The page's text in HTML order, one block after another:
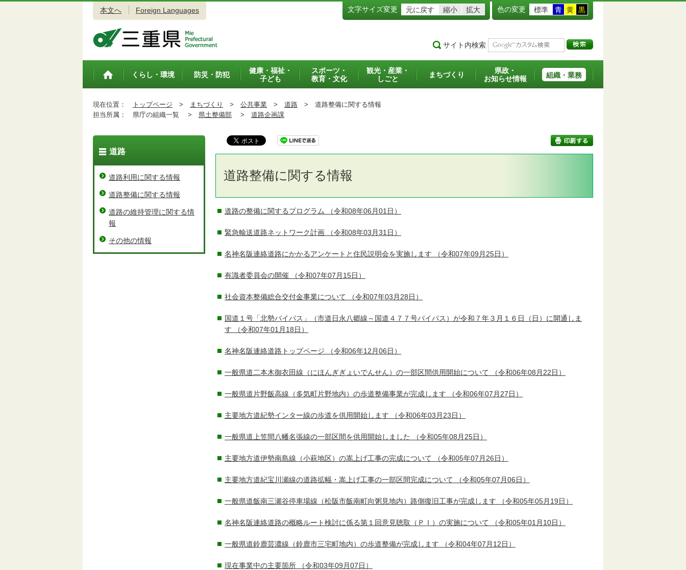
本文へ Foreign Languages 文字サイズ変更 元に戻す 縮小 拡大 色の変更 標準 青 黄 黒
サイト内検索
トップペ
くらし・環境 防災・防犯
健康・福祉・
子ども
スポーツ・
教育・文化
観光・産業・
しごと
まちづくり
県政・
お知らせ情報
組織・業務
現在位置： トップページ > まちづくり > 公共事業 > 道路 > 道路整備に関する情報
担当所属：
県庁の組織一覧 > 県土整備部 > 道路企画課
道路整備に関する情報
道路の整備に関するプログラム （令和08年06月01日）
緊急輸送道路ネットワーク計画 （令和08年03月31日）
名神名阪連絡道路にかかるアンケートと住民説明会を実施します （令和07年09月25日）
有識者委員会の開催 （令和07年07月15日）
社会資本整備総合交付金事業について （令和07年03月28日）
国道１号「北勢バイパス」（市道日永八郷線～国道４７７号バイパス）が令和７年３月１６日（日）に開通しま
す （令和07年01月18日）
名神名阪連絡道路トップページ （令和06年12月06日）
一般県道二本木御衣田線（にほんぎぎょいでんせん）の一部区間供用開始について （令和06年08月22日）
一般県道片野飯高線（多気町片野地内）の歩道整備事業が完成します （令和06年07月27日）
主要地方道紀勢インター線の歩道を供用開始します （令和06年03月23日）
一般県道上笠間八幡名張線の一部区間を供用開始しました （令和05年08月25日）
主要地方道伊勢南島線（小萩地区）の嵩上げ工事の完成について （令和05年07月26日）
主要地方道紀宝川瀬線の道路拡幅・嵩上げ工事の一部区間完成について （令和05年07月06日）
一般県道飯南三瀬谷停車場線（松阪市飯南町向粥見地内）路側復旧工事が完成します （令和05年05月19日）
名神名阪連絡道路の概略ルート検討に係る第１回意見聴取（ＰＩ）の実施について （令和05年01月10日）
一般県道鈴鹿芸濃線（鈴鹿市三宅町地内）の歩道整備が完成します （令和04年07月12日）
現在事業中の主要箇所 （令和03年09月07日）
道路
道路利用に関する情報
道路整備に関する情報
道路の維持管理に関する情
報
その他の情報